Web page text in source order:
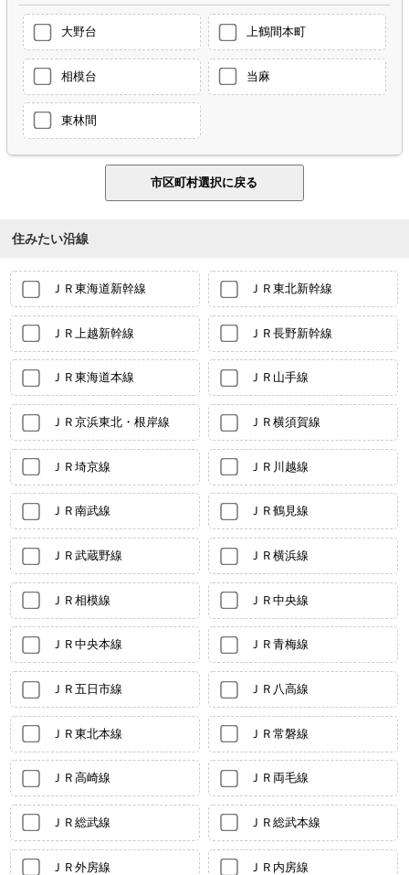
大野台 上鶴間本町
相模台 当麻
東林間
住みたい沿線
ＪＲ東海道新幹線 ＪＲ東北新幹線
ＪＲ上越新幹線 ＪＲ長野新幹線
ＪＲ東海道本線 ＪＲ山手線
ＪＲ京浜東北・根岸線 ＪＲ横須賀線
ＪＲ埼京線 ＪＲ川越線
ＪＲ南武線 ＪＲ鶴見線
ＪＲ武蔵野線 ＪＲ横浜線
ＪＲ相模線 ＪＲ中央線
ＪＲ中央本線 ＪＲ青梅線
ＪＲ五日市線 ＪＲ八高線
ＪＲ東北本線 ＪＲ常磐線
ＪＲ高崎線 ＪＲ両毛線
ＪＲ総武線 ＪＲ総武本線
ＪＲ外房線 ＪＲ内房線